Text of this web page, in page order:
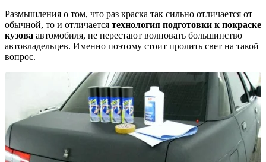
Размышления о том, что раз краска так сильно отличается от
обычной, то и отличается технология подготовки к покраске
кузова автомобиля, не перестают волновать большинство
автовладельцев. Именно поэтому стоит пролить свет на такой
вопрос.